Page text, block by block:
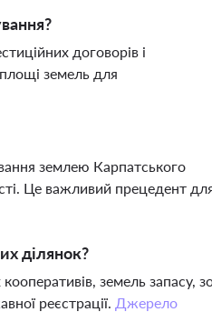
договорів і
земель для
землею Карпатського
Це важливий прецедент
ділянок?
земель запасу,
реєстрації. Джерело